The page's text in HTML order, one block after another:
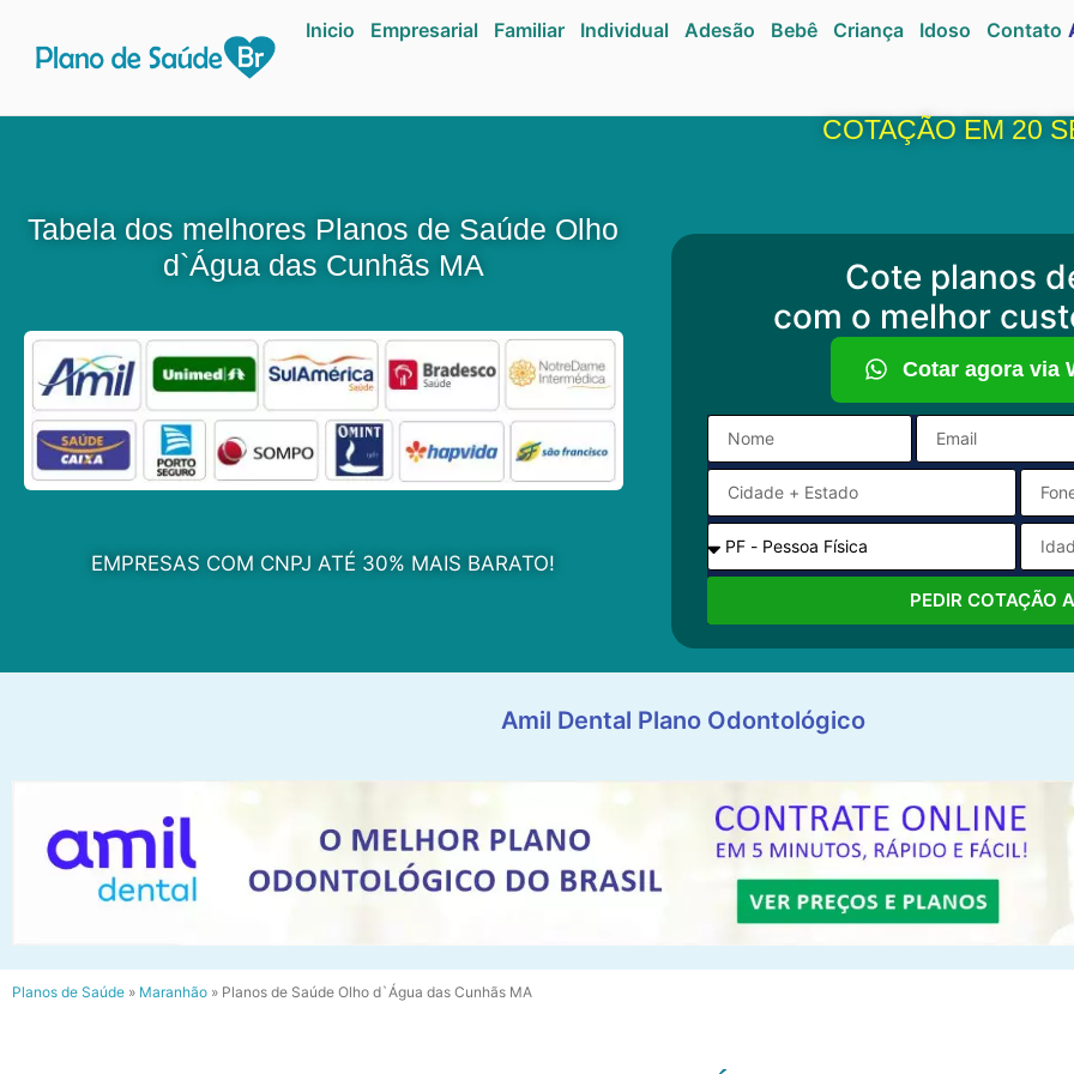
Inicio Empresarial Familiar Individual Adesão Bebê Criança Idoso Contato
Tabela dos melhores Planos de Saúde Olho
d`Água das Cunhãs MA
EMPRESAS COM CNPJ ATÉ 30% MAIS BARATO!
COTAÇÃO EM 20
Cote planos
com o melhor
Cotar agora via
PEDIR COTAÇÃO
Amil Dental Plano Odontológico
Planos de Saúde » Maranhão » Planos de Saúde Olho d`Água das Cunhãs MA